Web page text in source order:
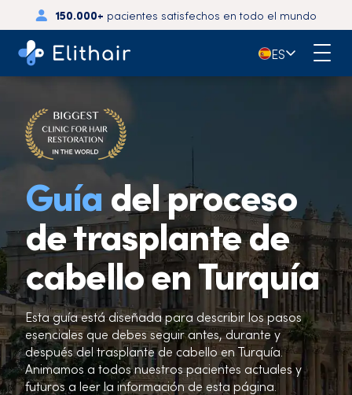
4,7- Más de 3.700 opiniones en Trustpilot
🇪🇸ES
Guíadel proceso
de trasplante de
cabello en Turquía
Esta guía está diseñada para describir los pasos
esenciales que debes seguir antes, durante y
después del trasplante de cabello en Turquía.
Animamos a todos nuestros pacientes actuales y
futuros a leer la información de esta página.